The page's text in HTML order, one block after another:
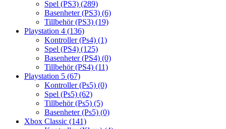
Spel (PS3) (289)
Basenheter (PS3) (6)
Tillbehör (PS3) (19)
Playstation 4 (136)
Kontroller (Ps4) (1)
Spel (PS4) (125)
Basenheter (PS4) (0)
Tillbehör (PS4) (11)
Playstation 5 (67)
Kontroller (Ps5) (0)
Spel (Ps5) (62)
Tillbehör (Ps5) (5)
Basenheter (Ps5) (0)
Xbox Classic (141)